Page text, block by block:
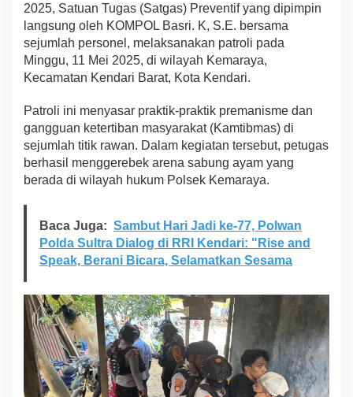
b
e
S
a
b
n
A
y
a
m
e
m
a
y
a
,
A
m
a
n
2025, Satuan Tugas (Satgas) Preventif yang dipimpin
langsung oleh KOMPOL Basri. K, S.E. bersama
sejumlah personel, melaksanakan patroli pada
Minggu, 11 Mei 2025, di wilayah Kemaraya,
Kecamatan Kendari Barat, Kota Kendari.
Patroli ini menyasar praktik-praktik premanisme dan
gangguan ketertiban masyarakat (Kamtibmas) di
sejumlah titik rawan. Dalam kegiatan tersebut, petugas
berhasil menggerebek arena sabung ayam yang
berada di wilayah hukum Polsek Kemaraya.
Baca Juga: Sambut Hari Jadi ke-77, Polwan
Polda Sultra Dialog di RRI Kendari: "Rise and
Speak, Berani Bicara, Selamatkan Sesama